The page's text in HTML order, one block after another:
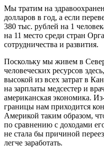
Мы тратим на
долларов в год, а если
380 тыс. рублей на 1
на 11 место среди стран
сотрудничества и развития.
Поскольку мы живем в
человеческих ресурсов
высокой из всех затрат в
на зарплаты медсестер и
американская экономика.
границы нам приходится
Америкой таким образом,
по сравнению с доходами
не стала бы причиной
легче заработать.